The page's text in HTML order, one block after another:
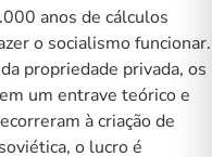
anos de cálculos
o socialismo funcionar.
propriedade privada, os
um entrave teórico e
à criação de
o lucro é